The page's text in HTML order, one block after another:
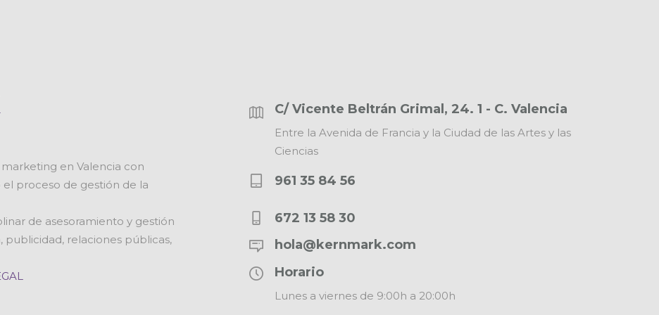
en Valencia con
el proceso de gestión de la
de asesoramiento y gestión
relaciones públicas,
C/ Vicente Beltrán Grimal, 24. 1 - C. Valencia
Entre la Avenida de Francia y la Ciudad de las Artes y las
Ciencias
961 35 84 56
672 13 58 30
hola@kernmark.com
Horario
Lunes a viernes de 9:00h a 20:00h